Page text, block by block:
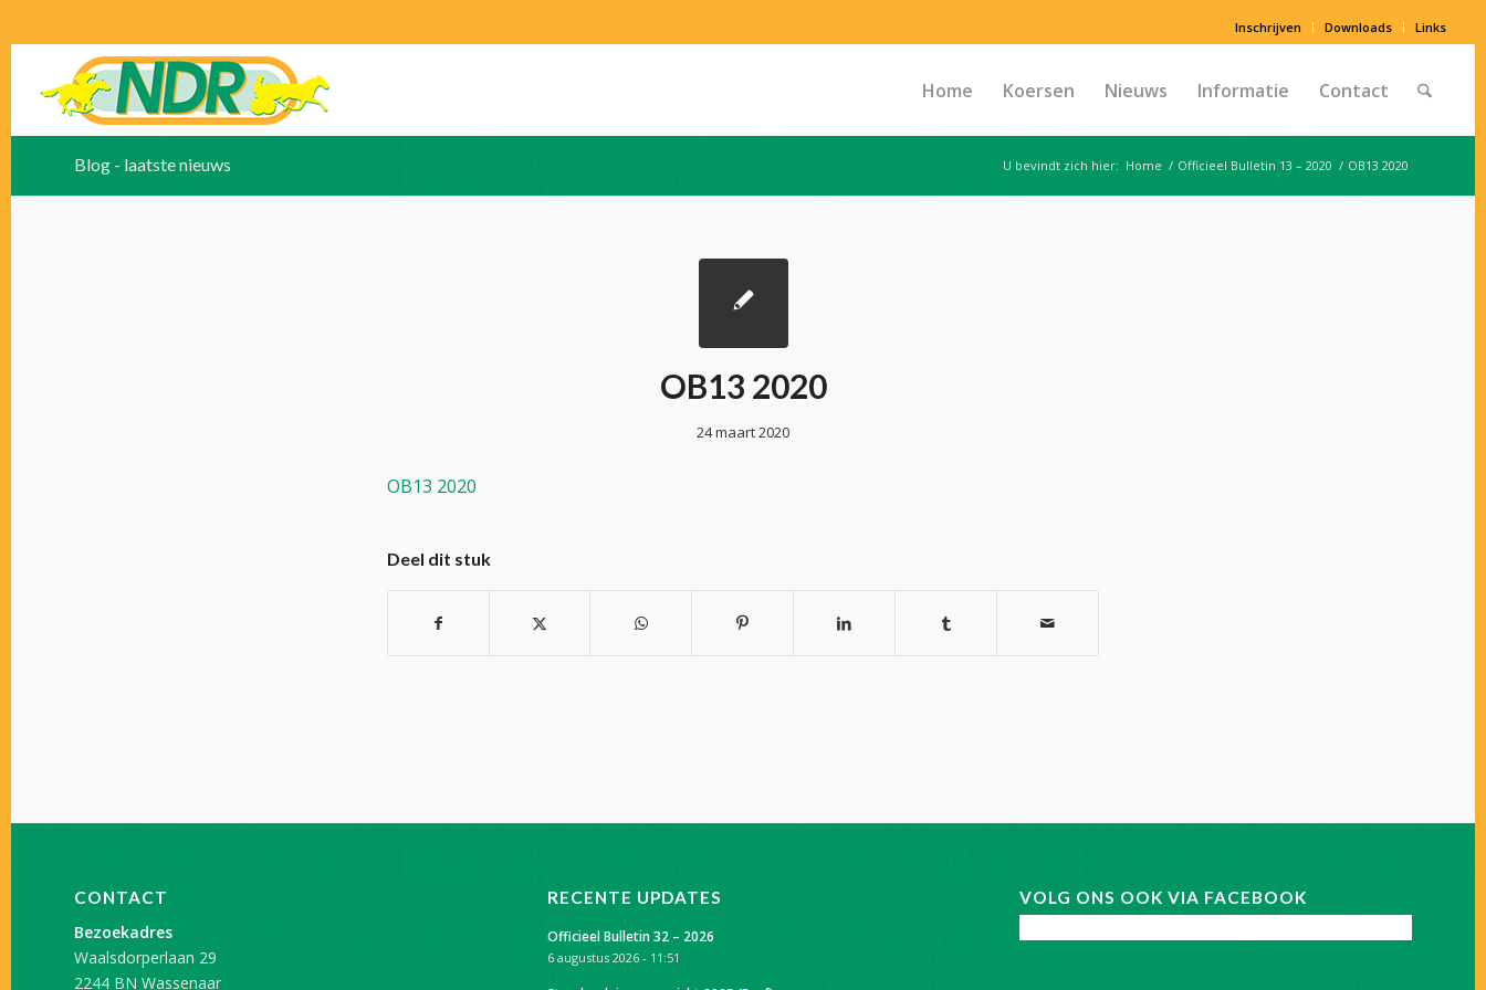
Inschrijven Downloads Links
Home Koersen Nieuws Informatie Contact
Blog - laatste nieuws U bevindt zich hier: Home / Officieel Bulletin 13 – 2020 / OB13 2020
OB13 2020
24 maart 2020
OB13 2020
Deel dit stuk
CONTACT
Bezoekadres
Waalsdorperlaan 29
2244 BN Wassenaar
RECENTE UPDATES
Officieel Bulletin 32 – 2026
6 augustus 2026 - 11:51
VOLG ONS OOK VIA FACEBOOK